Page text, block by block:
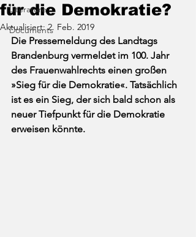
Literature
Documents
für die Demokratie?
Aktualisiert:2. Feb. 2019
Die Pressemeldung des Landtags
Brandenburg vermeldet im 100. Jahr
des Frauenwahlrechts einen großen
»Sieg für die Demokratie«. Tatsächlich
ist es ein Sieg, der sich bald schon als
neuer Tiefpunkt für die Demokratie
erweisen könnte.